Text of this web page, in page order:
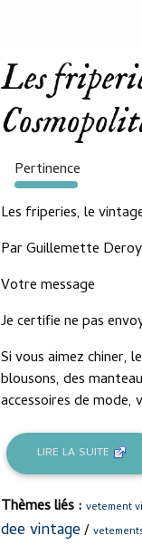
Les
Pertinence
382%
Les friperies, le
Par Guillemette Deroy
Votre message
Je certifie ne pas
Si vous aimez chiner,
blousons, des
accessoires de
LIRE LA SUITE
Thèmes liés : vetement
dee vintage/